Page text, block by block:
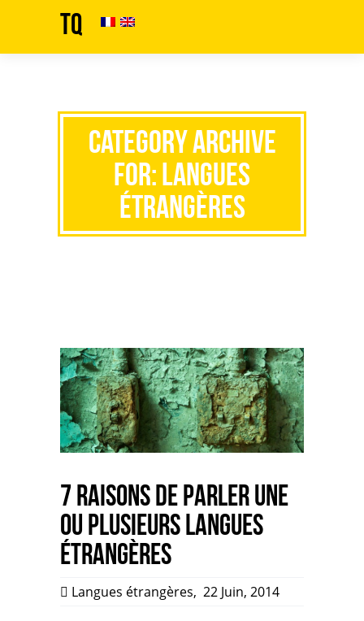
TQ
Category Archive
for: Langues
étrangères
7 raisons de parler une
ou plusieurs langues
étrangères
Langues étrangères, 22 Juin, 2014